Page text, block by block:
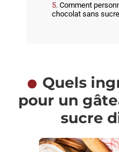
Comment
chocolat sans
Quels
pour un
sucre